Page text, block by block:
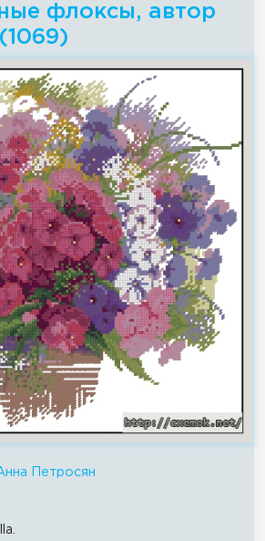
флоксы, автор
Петросян